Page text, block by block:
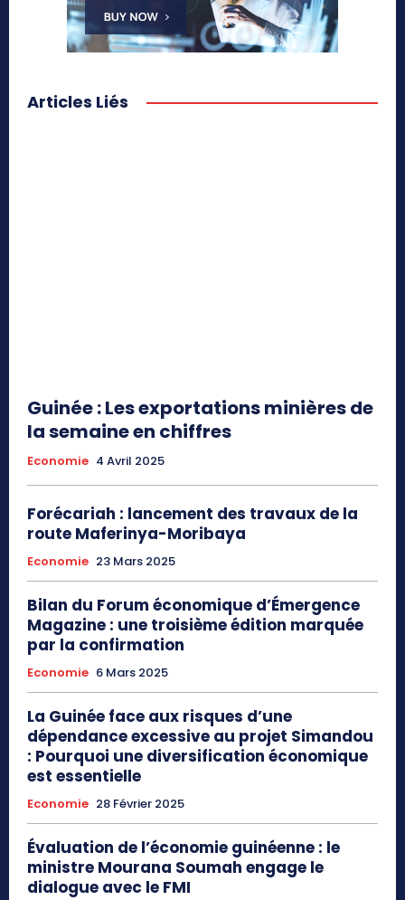
Articles Liés
Guinée : Les exportations minières de
la semaine en chiffres
Economie 4 Avril 2025
Forécariah : lancement des travaux de la
route Maferinya-Moribaya
Economie 23 Mars 2025
Bilan du Forum économique d’Émergence
Magazine : une troisième édition marquée
par la confirmation
Economie 6 Mars 2025
La Guinée face aux risques d’une
dépendance excessive au projet Simandou
: Pourquoi une diversification économique
est essentielle
Economie 28 Février 2025
Évaluation de l’économie guinéenne : le
ministre Mourana Soumah engage le
dialogue avec le FMI